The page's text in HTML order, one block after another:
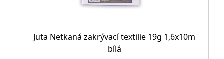
Juta Netkaná zakrývací textilie 19g 1,6x10m
bílá